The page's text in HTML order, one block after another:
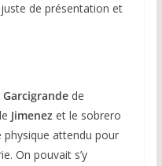
de présentation et
Garcigrandede
Jimenezet le sobrero
physique attendu pour
On pouvait s’y